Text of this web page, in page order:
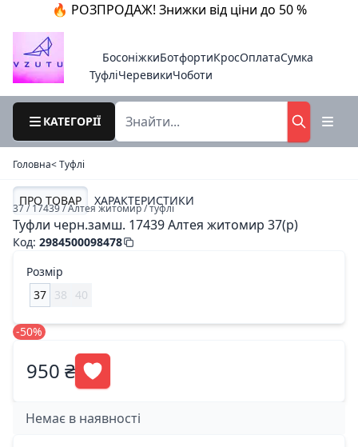
🔥 РОЗПРОДАЖ! Знижки від ціни до 50 %
БосоніжкиБотфортиКросОплатаСумка
ТуфліЧеревикиЧоботи
КАТЕГОРІЇ
Головна< Туфлі
ПРО ТОВАР ХАРАКТЕРИСТИКИ
37 / 17439 / Алтея житомир / туфлі
Туфли черн.замш. 17439 Алтея житомир 37(р)
Код: 2984500098478
Розмір
37 38 40
-50%
950 ₴
Немає в наявності